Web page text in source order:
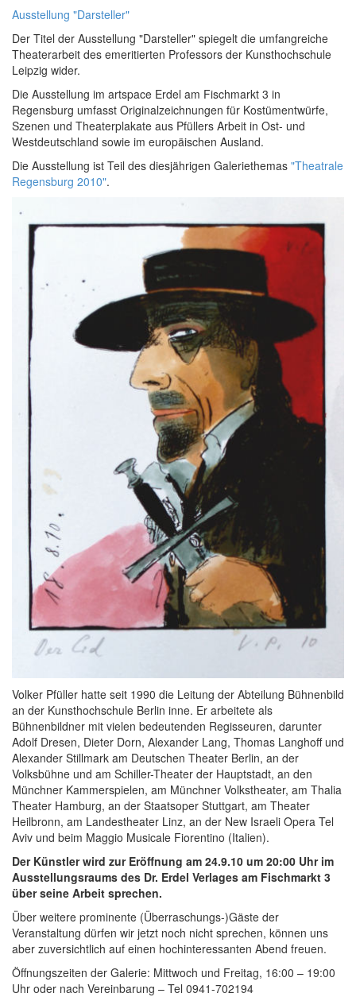
Ausstellung "Darsteller"
Der Titel der Ausstellung "Darsteller" spiegelt die umfangreiche
Theaterarbeit des emeritierten Professors der Kunsthochschule
Leipzig wider.
Die Ausstellung im artspace Erdel am Fischmarkt 3 in
Regensburg umfasst Originalzeichnungen für Kostümentwürfe,
Szenen und Theaterplakate aus Pfüllers Arbeit in Ost- und
Westdeutschland sowie im europäischen Ausland.
Die Ausstellung ist Teil des diesjährigen Galeriethemas "Theatrale
Regensburg 2010".
Volker Pfüller hatte seit 1990 die Leitung der Abteilung Bühnenbild
an der Kunsthochschule Berlin inne. Er arbeitete als
Bühnenbildner mit vielen bedeutenden Regisseuren, darunter
Adolf Dresen, Dieter Dorn, Alexander Lang, Thomas Langhoff und
Alexander Stillmark am Deutschen Theater Berlin, an der
Volksbühne und am Schiller-Theater der Hauptstadt, an den
Münchner Kammerspielen, am Münchner Volkstheater, am Thalia
Theater Hamburg, an der Staatsoper Stuttgart, am Theater
Heilbronn, am Landestheater Linz, an der New Israeli Opera Tel
Aviv und beim Maggio Musicale Fiorentino (Italien).
Der Künstler wird zur Eröffnung am 24.9.10 um 20:00 Uhr im
Ausstellungsraums des Dr. Erdel Verlages am Fischmarkt 3
über seine Arbeit sprechen.
Über weitere prominente (Überraschungs-)Gäste der
Veranstaltung dürfen wir jetzt noch nicht sprechen, können uns
aber zuversichtlich auf einen hochinteressanten Abend freuen.
Öffnungszeiten der Galerie: Mittwoch und Freitag, 16:00 – 19:00
Uhr oder nach Vereinbarung – Tel 0941-702194